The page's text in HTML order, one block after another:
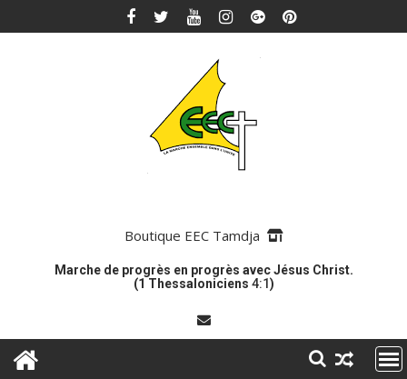
to
Boutique EEC Tamdja
Marche de progrès en progrès avec Jésus Christ.
(1 Thessaloniciens 4:1)